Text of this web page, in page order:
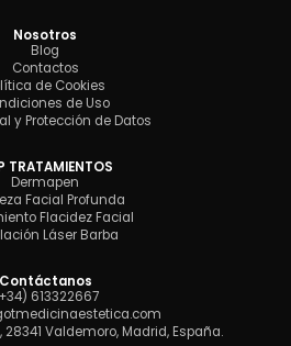
Nosotros
Blog
Contactos
de Cookies
de Uso
y Protección de Datos
TRATAMIENTOS
Dermapen
Facial Profunda
Flacidez Facial
Láser Barba
Contáctanos
613322667
Valdemoro, Madrid, España.